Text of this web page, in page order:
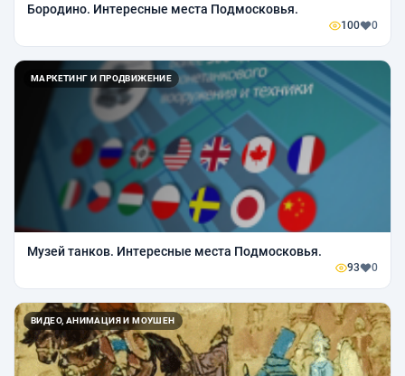
Бородино. Интересные места Подмосковья.
100 0
МАРКЕТИНГ И ПРОДВИЖЕНИЕ
Музей танков. Интересные места Подмосковья.
93 0
ВИДЕО, АНИМАЦИЯ И МОУШЕН